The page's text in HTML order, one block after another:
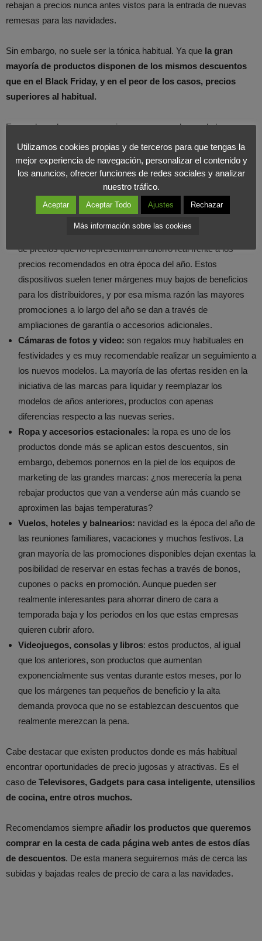
rebajan a precios nunca antes vistos para la entrada de nuevas
remesas para las navidades.
Sin embargo, no suele ser la tónica habitual. Ya que la gran
mayoría de productos disponen de los mismos descuentos
que en el Black Friday, y en el peor de los casos, precios
superiores al habitual.
Enganchar a los menos previsores y aprovecharse de la
urgencia y el pánico es la mayor baza para sacar partido de
descuentos ficticios. Por lo quedebemos que tener en cuenta
una serie de productos dónde es más habitual encontrar los
de precios que no representan un ahorro real frente a los
precios recomendados en otra época del año. Estos
dispositivos suelen tener márgenes muy bajos de beneficios
para los distribuidores, y por esa misma razón las mayores
promociones a lo largo del año se dan a través de
ampliaciones de garantía o accesorios adicionales.
Cámaras de fotos y video: son regalos muy habituales en
festividades y es muy recomendable realizar un seguimiento a
los nuevos modelos. La mayoría de las ofertas residen en la
iniciativa de las marcas para liquidar y reemplazar los
modelos de años anteriores, productos con apenas
diferencias respecto a las nuevas series.
Ropa y accesorios estacionales: la ropa es uno de los
productos donde más se aplican estos descuentos, sin
embargo, debemos ponernos en la piel de los equipos de
marketing de las grandes marcas: ¿nos merecería la pena
rebajar productos que van a venderse aún más cuando se
aproximen las bajas temperaturas?
Vuelos, hoteles y balnearios: navidad es la época del año de
las reuniones familiares, vacaciones y muchos festivos. La
gran mayoría de las promociones disponibles dejan exentas la
posibilidad de reservar en estas fechas a través de bonos,
cupones o packs en promoción. Aunque pueden ser
realmente interesantes para ahorrar dinero de cara a
temporada baja y los periodos en los que estas empresas
quieren cubrir aforo.
Videojuegos, consolas y libros: estos productos, al igual
que los anteriores, son productos que aumentan
exponencialmente sus ventas durante estos meses, por lo
que los márgenes tan pequeños de beneficio y la alta
demanda provoca que no se establezcan descuentos que
realmente merezcan la pena.
Cabe destacar que existen productos donde es más habitual
encontrar oportunidades de precio jugosas y atractivas. Es el
caso de Televisores, Gadgets para casa inteligente, utensilios
de cocina, entre otros muchos.
Recomendamos siempre añadir los productos que queremos
comprar en la cesta de cada página web antes de estos días
de descuentos. De esta manera seguiremos más de cerca las
subidas y bajadas reales de precio de cara a las navidades.
Utilizamos cookies propias y de terceros para que tengas la
mejor experiencia de navegación, personalizar el contenido y
los anuncios, ofrecer funciones de redes sociales y analizar
nuestro tráfico.
Aceptar Aceptar Todo Ajustes Rechazar
Más información sobre las cookies